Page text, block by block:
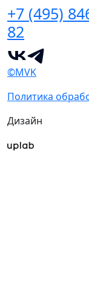
+7 (495)
82
©MVK
Политика
Дизайн